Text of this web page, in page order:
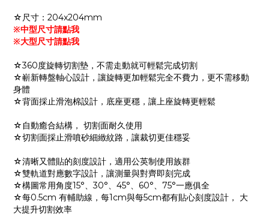
☆尺寸： 204x204mm
※中型尺寸請點我
※大型尺寸請點我
☆360度旋轉切割墊，不需走動就可輕鬆完成切割
☆嶄新轉盤軸心設計，讓旋轉更加輕鬆完全不費力，更不需移動
身體
☆背面採止滑泡棉設計，底座更穩，讓上座旋轉更輕鬆
☆自動癒合結構， 切割面耐久使用
☆切割面採止滑噴砂細緻紋路，讓裁切更佳穩妥
☆清晰又體貼的刻度設計，適用公英制使用族群
☆雙軌道對應數字設計，讓測量與對齊即刻完成
☆構圖常用角度15°、30°、45°、60°、75°一應俱全
☆每0.5cm 有輔助線，每1cm與每5cm都有貼心刻度設計， 大
大提升切割效率